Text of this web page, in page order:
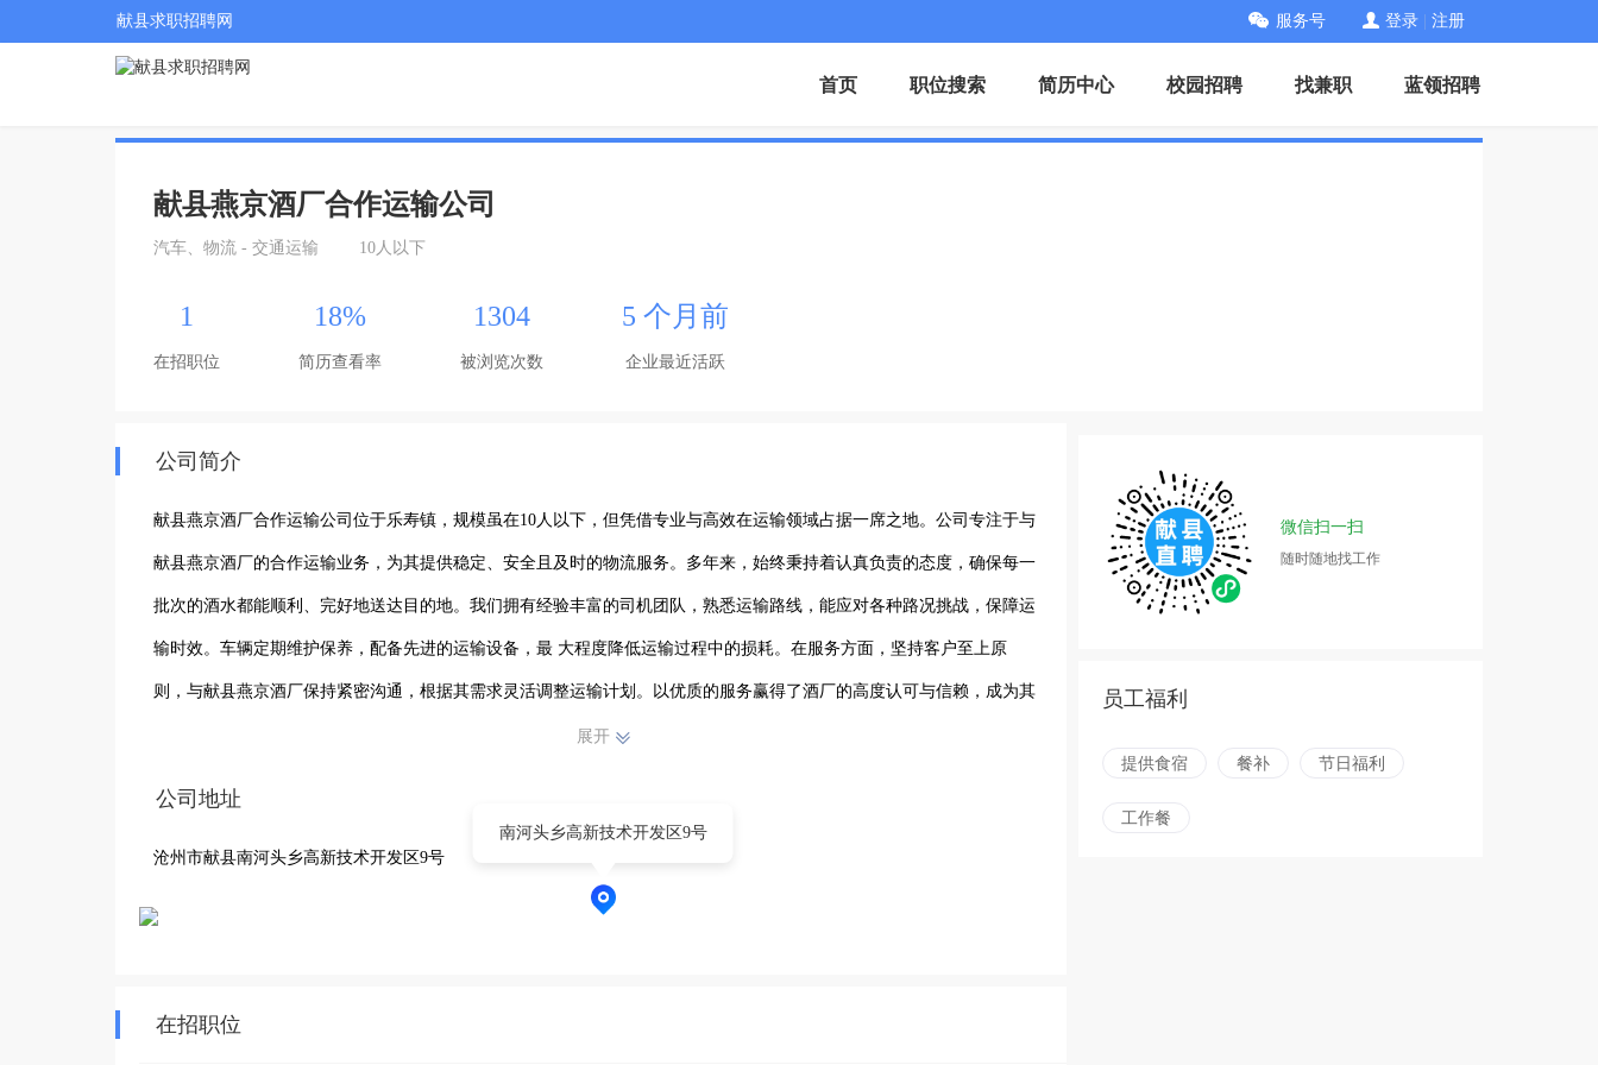
献县求职招聘网 服务号 登录 注册
首页 职位搜索 简历中心 校园招聘 找兼职 蓝领招聘
献县燕京酒厂合作运输公司
汽车、物流 - 交通运输 10人以下
1
在招职位
18%
简历查看率
1304
被浏览次数
5 个月前
企业最近活跃
公司简介
献县燕京酒厂合作运输公司位于乐寿镇，规模虽在10人以下，但凭借专业与高效在运输领域占据一席之地。公司专注于与
献县燕京酒厂的合作运输业务，为其提供稳定、安全且及时的物流服务。多年来，始终秉持着认真负责的态度，确保每一
批次的酒水都能顺利、完好地送达目的地。我们拥有经验丰富的司机团队，熟悉运输路线，能应对各种路况挑战，保障运
输时效。车辆定期维护保养，配备先进的运输设备，最 大程度降低运输过程中的损耗。在服务方面，坚持客户至上原
则，与献县燕京酒厂保持紧密沟通，根据其需求灵活调整运输计划。以优质的服务赢得了酒厂的高度认可与信赖，成为其
运输环节中不可或缺的合作伙伴。未来，公司将继续深耕运输领域，不断提升自身实力，为献县燕京酒厂及其他客户提供
展开
公司地址
沧州市献县南河头乡高新技术开发区9号
南河头乡高新技术开发区9号
在招职位
微信扫一扫
随时随地找工作
员工福利
提供食宿 餐补 节日福利
工作餐